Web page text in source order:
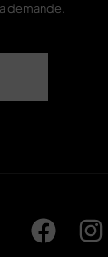
demande.